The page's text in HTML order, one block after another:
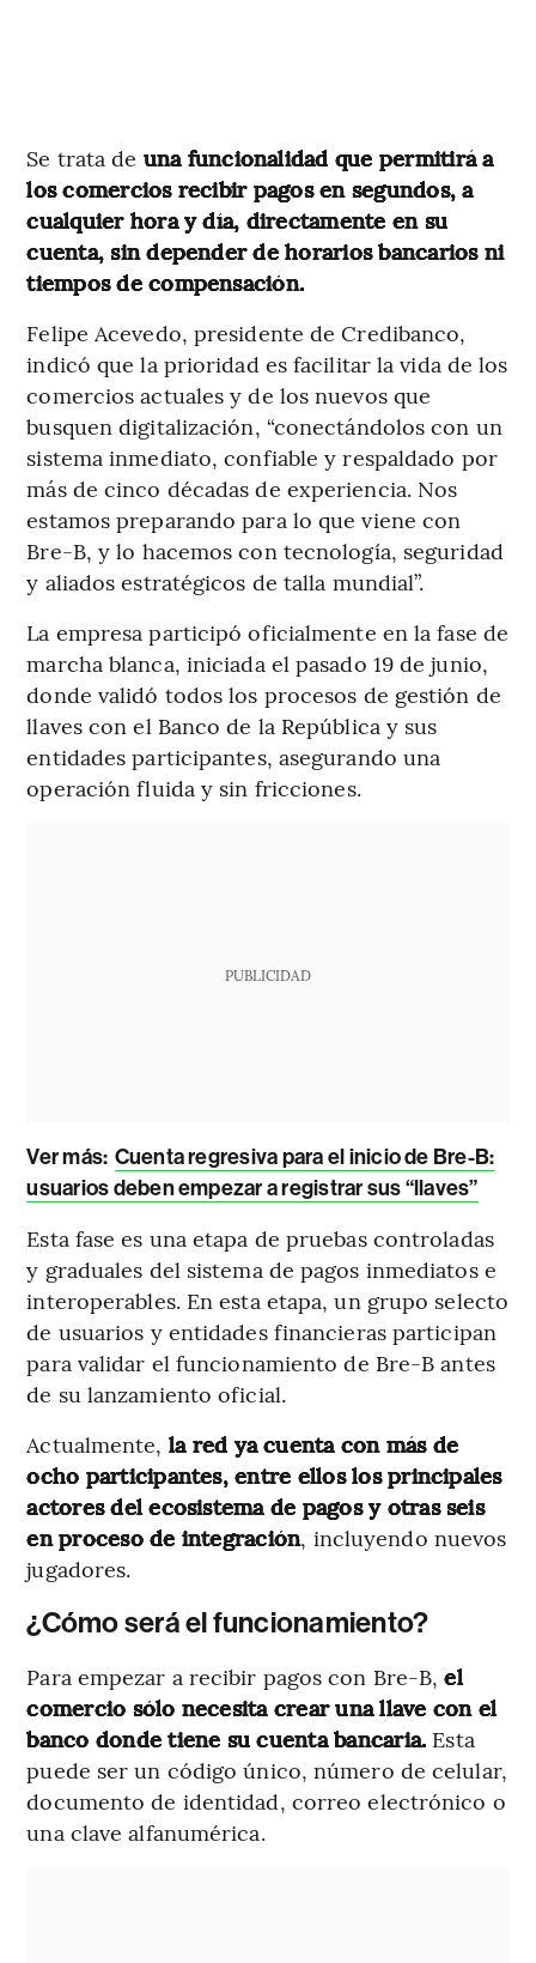
Se trata de una funcionalidad que permitirá a
los comercios recibir pagos en segundos, a
cualquier hora y día, directamente en su
cuenta, sin depender de horarios bancarios ni
tiempos de compensación.
Felipe Acevedo, presidente de Credibanco,
indicó que la prioridad es facilitar la vida de los
comercios actuales y de los nuevos que
busquen digitalización, “conectándolos con un
sistema inmediato, confiable y respaldado por
más de cinco décadas de experiencia. Nos
estamos preparando para lo que viene con
Bre-B, y lo hacemos con tecnología, seguridad
y aliados estratégicos de talla mundial”.
La empresa participó oficialmente en la fase de
marcha blanca, iniciada el pasado 19 de junio,
donde validó todos los procesos de gestión de
llaves con el Banco de la República y sus
entidades participantes, asegurando una
operación fluida y sin fricciones.
PUBLICIDAD
Ver más: Cuenta regresiva para el inicio de Bre-B:
usuarios deben empezar a registrar sus “llaves”
Esta fase es una etapa de pruebas controladas
y graduales del sistema de pagos inmediatos e
interoperables. En esta etapa, un grupo selecto
de usuarios y entidades financieras participan
para validar el funcionamiento de Bre-B antes
de su lanzamiento oficial.
Actualmente, la red ya cuenta con más de
ocho participantes, entre ellos los principales
actores del ecosistema de pagos y otras seis
en proceso de integración, incluyendo nuevos
jugadores.
¿Cómo será el funcionamiento?
Para empezar a recibir pagos con Bre-B,el
comercio sólo necesita crear una llave con el
banco donde tiene su cuenta bancaria. Esta
puede ser un código único, número de celular,
documento de identidad, correo electrónico o
una clave alfanumérica.